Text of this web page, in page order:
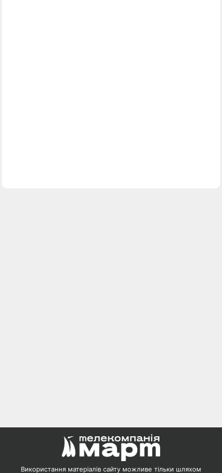
Використання матеріалів сайту можливе тільки шляхом